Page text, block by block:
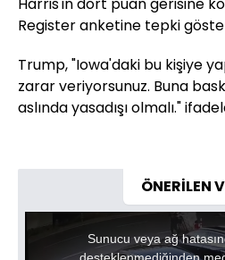
Harris'in dört puan gerisine
Register anketine tepki
Trump, "Iowa'daki bu kişiye
zarar veriyorsunuz. Buna
aslında yasadışı olmalı."
ÖNERİLEN
Sunucu veya ağ